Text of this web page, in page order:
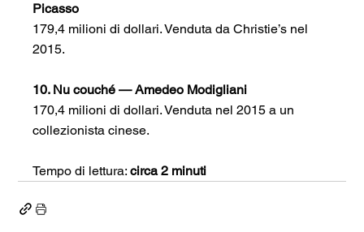
Picasso
179,4 milioni di dollari. Venduta da Christie’s nel
2015.
10. Nu couché — Amedeo Modigliani
170,4 milioni di dollari. Venduta nel 2015 a un
collezionista cinese.
Tempo di lettura: circa 2 minuti